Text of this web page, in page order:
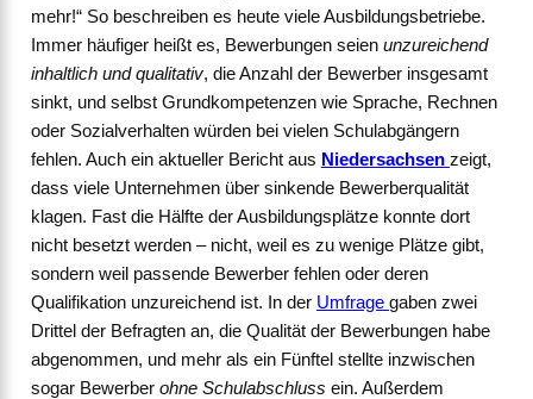
mehr!“ So beschreiben es heute viele Ausbildungsbetriebe.
Immer häufiger heißt es, Bewerbungen seien unzureichend
inhaltlich und qualitativ, die Anzahl der Bewerber insgesamt
sinkt, und selbst Grundkompetenzen wie Sprache, Rechnen
oder Sozialverhalten würden bei vielen Schulabgängern
fehlen. Auch ein aktueller Bericht aus Niedersachsen zeigt,
dass viele Unternehmen über sinkende Bewerberqualität
klagen. Fast die Hälfte der Ausbildungsplätze konnte dort
nicht besetzt werden – nicht, weil es zu wenige Plätze gibt,
sondern weil passende Bewerber fehlen oder deren
Qualifikation unzureichend ist. In der Umfrage gaben zwei
Drittel der Befragten an, die Qualität der Bewerbungen habe
abgenommen, und mehr als ein Fünftel stellte inzwischen
sogar Bewerber ohne Schulabschluss ein. Außerdem